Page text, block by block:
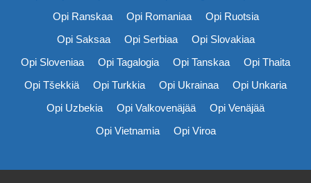
Opi Ranskaa
Opi Romaniaa
Opi Ruotsia
Opi Saksaa
Opi Serbiaa
Opi Slovakiaa
Opi Sloveniaa
Opi Tagalogia Opi Tanskaa
Opi Thaita
Opi Tšekkiä
Opi Turkkia Opi Ukrainaa
Opi Unkaria
Opi Uzbekia
Opi Valkovenäjää
Opi Venäjää
Opi Vietnamia
Opi Viroa